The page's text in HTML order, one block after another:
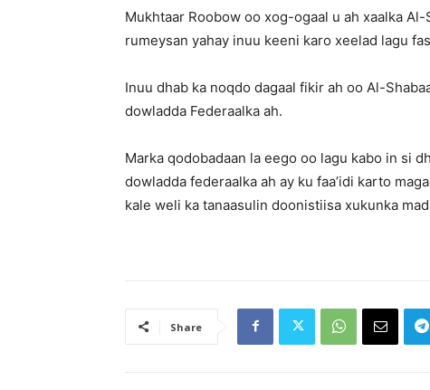
Mukhtaar Roobow oo xog-ogaal u ah xaalka
rumeysan yahay inuu keeni karo xeelad lagu
Inuu dhab ka noqdo dagaal fikir ah oo Al-
dowladda Federaalka ah.
Marka qodobadaan la eego oo lagu kabo in si
dowladda federaalka ah ay ku faa’idi karto
kale weli ka tanaasulin doonistiisa xukunka
Share